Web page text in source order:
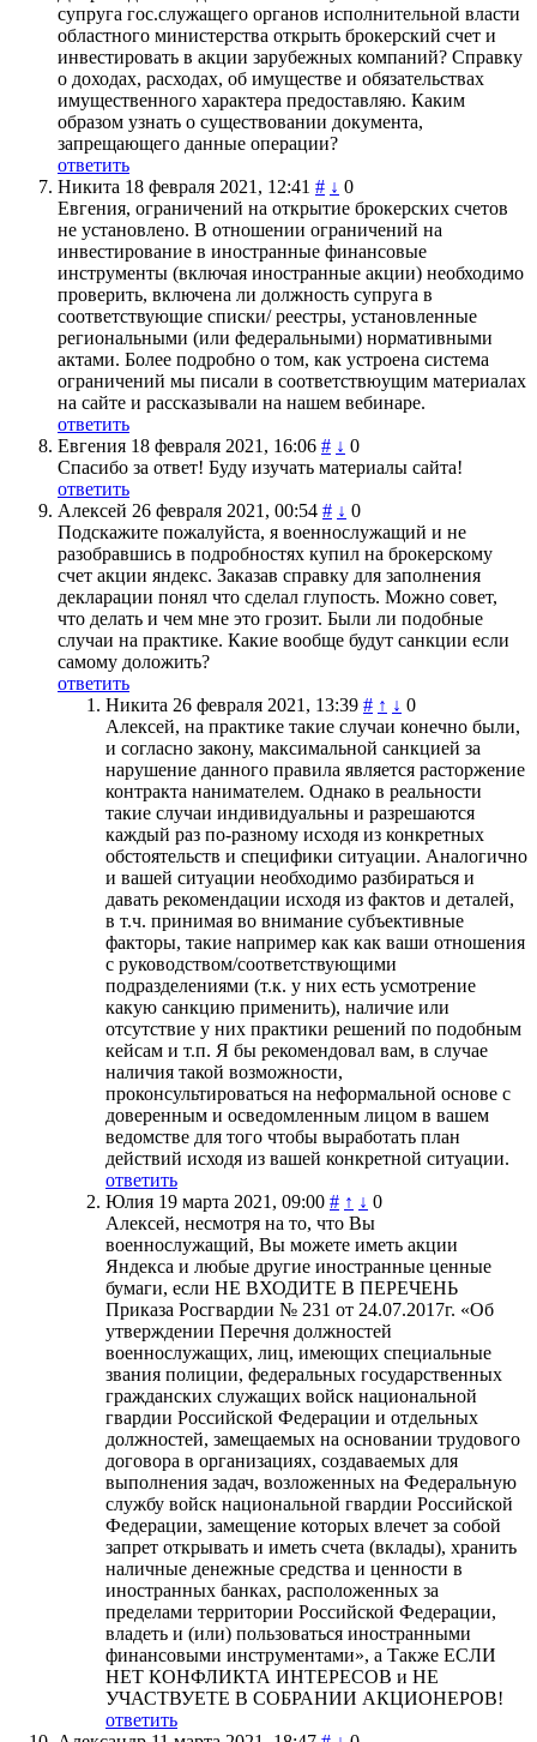
супруга гос.служащего органов исполнительной власти
областного министерства открыть брокерский счет и
инвестировать в акции зарубежных компаний? Справку
о доходах, расходах, об имуществе и обязательствах
имущественного характера предоставляю. Каким
образом узнать о существовании документа,
запрещающего данные операции?
ответить
Никита 18 февраля 2021, 12:41 # ↓ 0
Евгения, ограничений на открытие брокерских счетов
не установлено. В отношении ограничений на
инвестирование в иностранные финансовые
инструменты (включая иностранные акции) необходимо
проверить, включена ли должность супруга в
соответствующие списки/ реестры, установленные
региональными (или федеральными) нормативными
актами. Более подробно о том, как устроена система
ограничений мы писали в соответствюущим материалах
на сайте и рассказывали на нашем вебинаре.
ответить
Евгения 18 февраля 2021, 16:06 # ↓ 0
Спасибо за ответ! Буду изучать материалы сайта!
ответить
Алексей 26 февраля 2021, 00:54 # ↓ 0
Подскажите пожалуйста, я военнослужащий и не
разобравшись в подробностях купил на брокерскому
счет акции яндекс. Заказав справку для заполнения
декларации понял что сделал глупость. Можно совет,
что делать и чем мне это грозит. Были ли подобные
случаи на практике. Какие вообще будут санкции если
самому доложить?
ответить
Никита 26 февраля 2021, 13:39 # ↑ ↓ 0
Алексей, на практике такие случаи конечно были,
и согласно закону, максимальной санкцией за
нарушение данного правила является расторжение
контракта нанимателем. Однако в реальности
такие случаи индивидуальны и разрешаются
каждый раз по-разному исходя из конкретных
обстоятельств и специфики ситуации. Аналогично
и вашей ситуации необходимо разбираться и
давать рекомендации исходя из фактов и деталей,
в т.ч. принимая во внимание субъективные
факторы, такие например как как ваши отношения
с руководством/соответствующими
подразделениями (т.к. у них есть усмотрение
какую санкцию применить), наличие или
отсутствие у них практики решений по подобным
кейсам и т.п. Я бы рекомендовал вам, в случае
наличия такой возможности,
проконсультироваться на неформальной основе с
доверенным и осведомленным лицом в вашем
ведомстве для того чтобы выработать план
действий исходя из вашей конкретной ситуации.
ответить
Юлия 19 марта 2021, 09:00 # ↑ ↓ 0
Алексей, несмотря на то, что Вы
военнослужащий, Вы можете иметь акции
Яндекса и любые другие иностранные ценные
бумаги, если НЕ ВХОДИТЕ В ПЕРЕЧЕНЬ
Приказа Росгвардии № 231 от 24.07.2017г. «Об
утверждении Перечня должностей
военнослужащих, лиц, имеющих специальные
звания полиции, федеральных государственных
гражданских служащих войск национальной
гвардии Российской Федерации и отдельных
должностей, замещаемых на основании трудового
договора в организациях, создаваемых для
выполнения задач, возложенных на Федеральную
службу войск национальной гвардии Российской
Федерации, замещение которых влечет за собой
запрет открывать и иметь счета (вклады), хранить
наличные денежные средства и ценности в
иностранных банках, расположенных за
пределами территории Российской Федерации,
владеть и (или) пользоваться иностранными
финансовыми инструментами», а Также ЕСЛИ
НЕТ КОНФЛИКТА ИНТЕРЕСОВ и НЕ
УЧАСТВУЕТЕ В СОБРАНИИ АКЦИОНЕРОВ!
ответить